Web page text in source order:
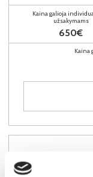
Kaina galioja
užsakymams
650€
Kaina